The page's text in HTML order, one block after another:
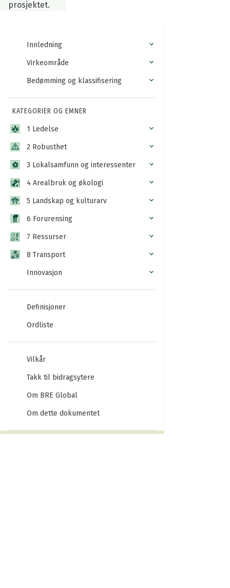
prosjektet.
Innledning
Virkeområde
Bedømming og klassifisering
KATEGORIER OG EMNER
1 Ledelse
2 Robusthet
3 Lokalsamfunn og interessenter
4 Arealbruk og økologi
5 Landskap og kulturarv
6 Forurensing
7 Ressurser
8 Transport
Innovasjon
Definisjoner
Ordliste
Vilkår
Takk til bidragsytere
Om BRE Global
Om dette dokumentet